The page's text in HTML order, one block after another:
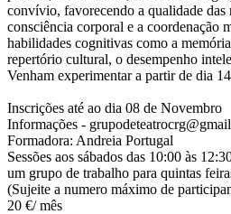
convívio, favorecendo a qualidade das
consciência corporal e a coordenação
habilidades cognitivas como a
repertório cultural, o desempenho
Venham experimentar a partir de dia
Inscrições até ao dia 08 de Novembro
Informações -
Formadora: Andreia Portugal
Sessões aos sábados das 10:00 às
um grupo de trabalho para quintas
(Sujeite a numero máximo de
20 €/ mês